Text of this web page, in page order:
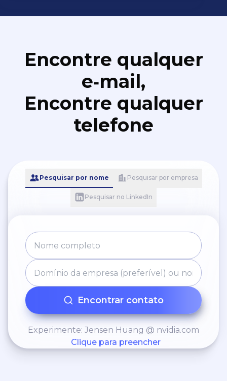
Encontre qualquer
e‑mail,
Encontre qualquer
telefone
Pesquisar por nome Pesquisar por empresa
Pesquisar no LinkedIn
Encontrar contato
Experimente: Jensen Huang @ nvidia.com
Clique para preencher